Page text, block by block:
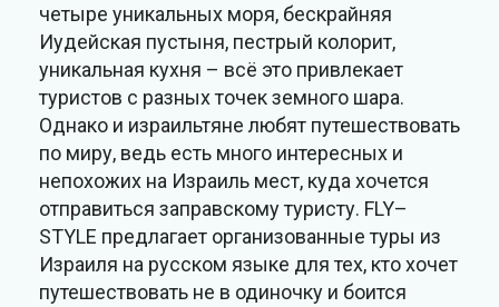
четыре уникальных моря, бескрайняя
Иудейская пустыня, пестрый колорит,
уникальная кухня – всё это привлекает
туристов с разных точек земного шара.
Однако и израильтяне любят путешествовать
по миру, ведь есть много интересных и
непохожих на Израиль мест, куда хочется
отправиться заправскому туристу. FLY–
STYLE предлагает организованные туры из
Израиля на русском языке для тех, кто хочет
путешествовать не в одиночку и боится